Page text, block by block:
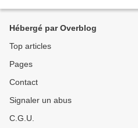
Hébergé par Overblog
Top articles
Pages
Contact
Signaler un abus
C.G.U.